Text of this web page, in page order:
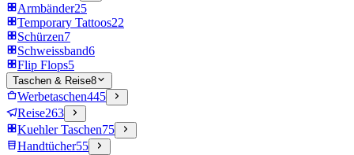
Armbänder25
Temporary Tattoos22
Schürzen7
Schweissband6
Flip Flops5
Taschen & Reise8
Werbetaschen445
Reise263
Kuehler Taschen75
Handtücher55